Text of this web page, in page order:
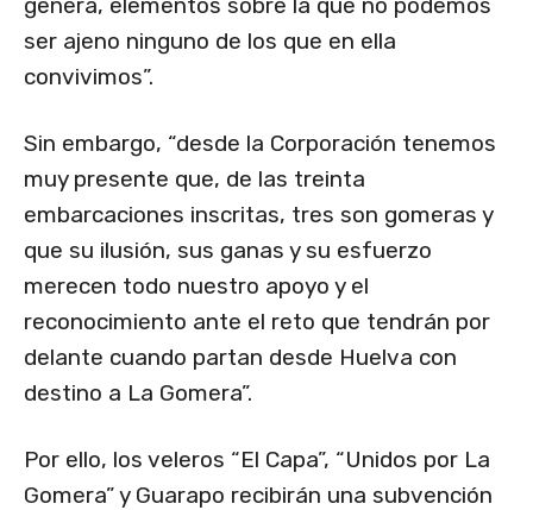
ser ajeno ninguno de los que en ella
convivimos”.
Sin embargo, “desde la Corporación tenemos
muy presente que, de las treinta
embarcaciones inscritas, tres son gomeras y
que su ilusión, sus ganas y su esfuerzo
merecen todo nuestro apoyo y el
reconocimiento ante el reto que tendrán por
delante cuando partan desde Huelva con
destino a La Gomera”.
Por ello, los veleros “El Capa”, “Unidos por La
Gomera” y Guarapo recibirán una subvención